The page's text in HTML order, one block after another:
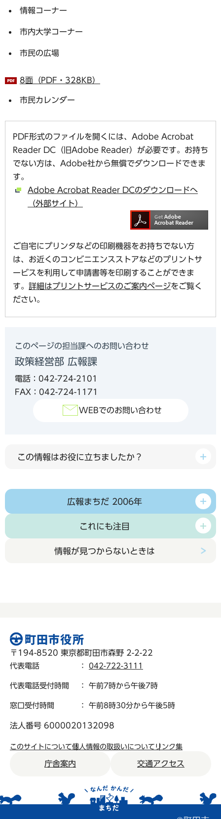
情報コーナー
市内大学コーナー
市民の広場
8面（PDF・328KB）
市民カレンダー
PDF形式のファイルを開くには、Adobe Acrobat
Reader DC（旧Adobe Reader）が必要です。お持ち
でない方は、Adobe社から無償でダウンロードできま
す。
Adobe Acrobat Reader DCのダウンロードへ
（外部サイト）
ご自宅にプリンタなどの印刷機器をお持ちでない方
は、お近くのコンビニエンスストアなどのプリントサ
ービスを利用して申請書等を印刷することができま
す。 詳細はプリントサービスのご案内ページをご覧く
ださい。
このページの担当課へのお問い合わせ
政策経営部 広報課
電話：042-724-2101
FAX：042-724-1171
WEBでのお問い合わせ
この情報はお役に立ちましたか？
広報まちだ 2006年
これにも注目
情報が見つからないときは
〒194-8520 東京都町田市森野 2-2-22
代表電話 ： 042-722-3111
代表電話受付時間 ： 午前7時から午後7時
窓口受付時間 ： 午前8時30分から午後5時
法人番号 6000020132098
このサイトについて個人情報の取扱いについて リンク集
庁舎案内 交通アクセス